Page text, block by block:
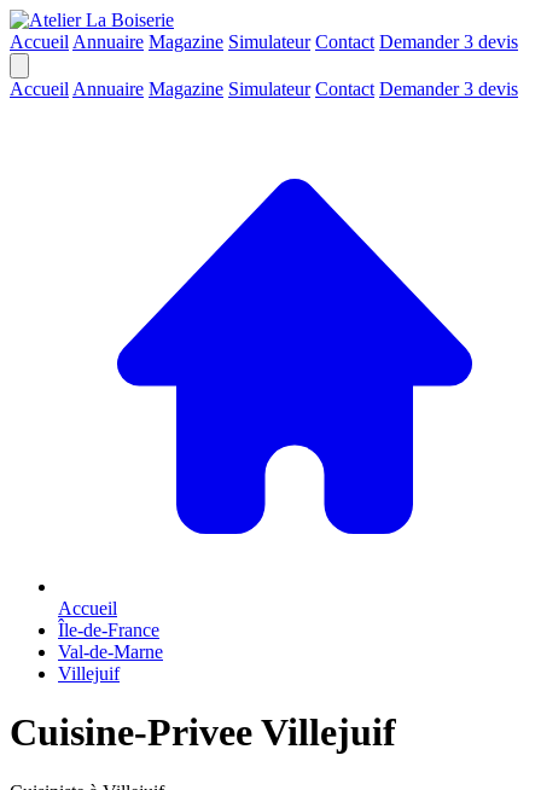
Accueil Annuaire Magazine Simulateur Contact Demander 3 devis
Accueil Annuaire Magazine Simulateur Contact Demander 3 devis
Accueil
Île-de-France
Val-de-Marne
Villejuif
Cuisine-Privee Villejuif